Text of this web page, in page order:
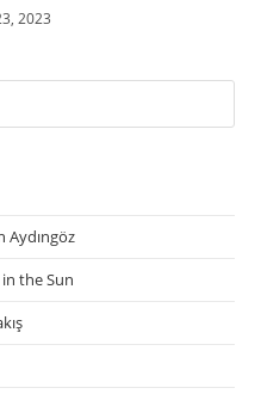
2023
Aydıngöz
the Sun